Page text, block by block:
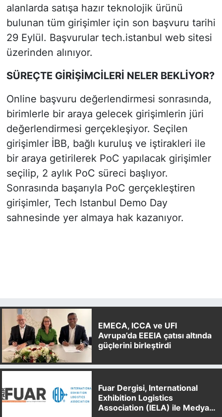
alanlarda satışa hazır teknolojik ürünü
bulunan tüm girişimler için son başvuru tarihi
29 Eylül. Başvurular tech.istanbul web sitesi
üzerinden alınıyor.
SÜREÇTE GİRİŞİMCİLERİ NELER BEKLİYOR?
Online başvuru değerlendirmesi sonrasında,
birimlerle bir araya gelecek girişimlerin jüri
değerlendirmesi gerçekleşiyor. Seçilen
girişimler İBB, bağlı kuruluş ve iştirakleri ile
bir araya getirilerek PoC yapılacak girişimler
seçilip, 2 aylık PoC süreci başlıyor.
Sonrasında başarıyla PoC gerçekleştiren
girişimler, Tech Istanbul Demo Day
sahnesinde yer almaya hak kazanıyor.
EMECA, ICCA ve UFI
Avrupa’da EEEIA çatısı altında
güçlerini birleştirdi
Fuar Dergisi, International
Exhibition Logistics
Association (IELA) ile Medya